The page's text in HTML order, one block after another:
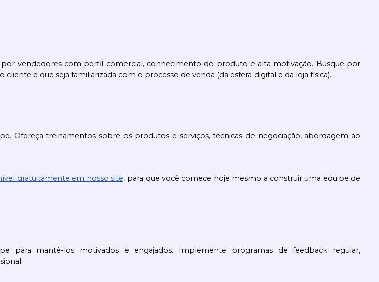
vendedores com perfil comercial, conhecimento do produto e alta motivação. Busque por
e que seja familiarizada com o processo de venda (da esfera digital e da loja física).
Ofereça treinamentos sobre os produtos e serviços, técnicas de negociação, abordagem ao
gratuitamente em nosso site, para que você comece hoje mesmo a construir uma equipe de
para mantê-los motivados e engajados. Implemente programas de feedback regular,